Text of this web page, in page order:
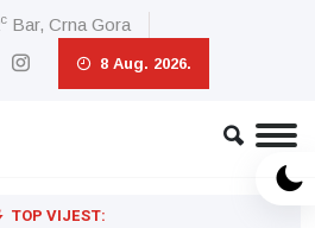
c Bar, Crna Gora
8 Aug. 2026.
TOP VIJEST: